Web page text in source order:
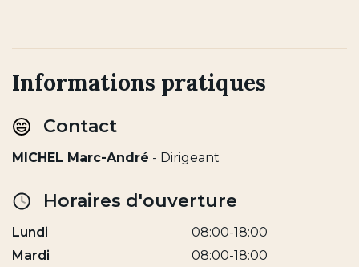
Informations pratiques
Contact
MICHEL Marc-André - Dirigeant
Horaires d'ouverture
Lundi
08:00-18:00
Mardi
08:00-18:00